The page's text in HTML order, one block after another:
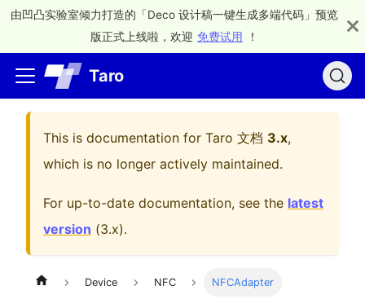
由凹凸实验室倾力打造的「Deco 设计稿一键生成多端代码」预览
版正式上线啦，欢迎 免费试用 ！
Taro
This is documentation for Taro 文档 3.x,
which is no longer actively maintained.
For up-to-date documentation, see the latest
version (3.x).
Device NFC NFCAdapter